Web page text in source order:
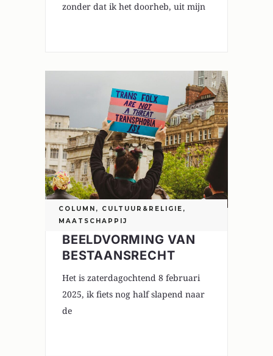
zonder dat ik het doorheb, uit mijn
0
COLUMN , CULTUUR&RELIGIE ,
MAATSCHAPPIJ
BEELDVORMING VAN
BESTAANSRECHT
Het is zaterdagochtend 8 februari
2025, ik fiets nog half slapend naar
de